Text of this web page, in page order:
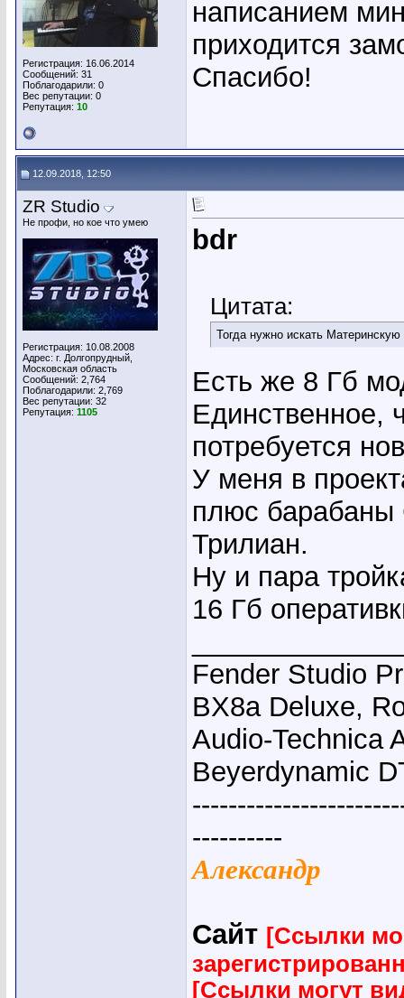
Регистрация: 16.06.2014
Сообщений: 31
Поблагодарили: 0
Вес репутации: 0
Репутация: 10
написанием
приходится
Спасибо!
12.09.2018, 12:50
ZR Studio
Не профи, но кое что умею
Регистрация: 10.08.2008
Адрес: г. Долгопрудный,
Московская область
Сообщений: 2,764
Поблагодарили: 2,769
Вес репутации: 32
Репутация: 1105
bdr
Цитата:
Тогда нужно искать
Есть же 8 Гб
Единственное,
потребуется
У меня в
плюс барабаны
Трилиан.
Ну и пара
16 Гб
Fender Studio
BX8a Deluxe,
Audio-Technica
Beyerdynamic
----------
Александр
Сайт [Ссылки
[Ссылки могут